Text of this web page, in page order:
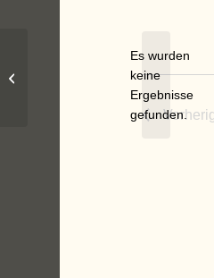
Hinweis
Es wurden
keine
Ergebnisse
gefunden.
Mayr-Halle Schwabegg